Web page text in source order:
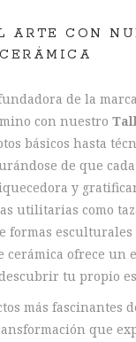
ARTE CON
de la
con nuestro
básicos hasta
de que
y
utilitarias como
formas esculturales
cerámica ofrece un
tu propio
más fascinantes
que